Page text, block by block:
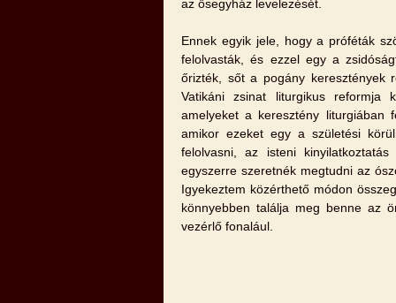
az ősegyház levelezését.
Ennek egyik jele, hogy a próféták
felolvasták, és ezzel egy a
őrizték, sőt a pogány keresztények
Vatikáni zsinat liturgikus reformja
amelyeket a keresztény liturgiában
amikor ezeket egy a születési
felolvasni, az isteni
egyszerre szeretnék megtudni az
Igyekeztem közérthető módon
könnyebben találja meg benne az
vezérlő fonalául.